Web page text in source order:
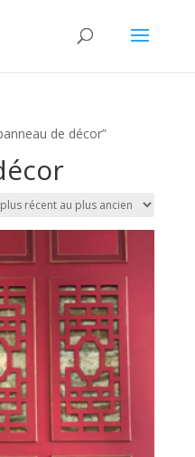
de décor”